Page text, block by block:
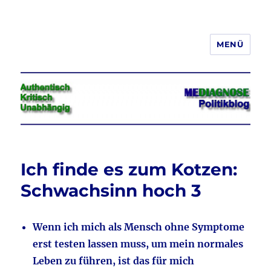
Jeder hat das Recht, seine
Meinung in Wort, Schrift und Bild
frei zu äußern und zu verbreiten
MENÜ
Ich finde es zum Kotzen:
Schwachsinn hoch 3
Wenn ich mich als Mensch ohne Symptome
erst testen lassen muss, um mein normales
Leben zu führen, ist das für mich